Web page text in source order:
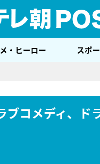
・ヒーロー スポ
ブコメディ、ド